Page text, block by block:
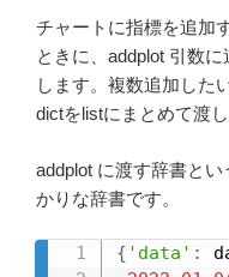
チャートに指標を追加
ときに、addplot 引数
します。複数追加した
dictをlistにまとめて渡
addplot に渡す辞書と
かりな辞書です。
{ 'data' :